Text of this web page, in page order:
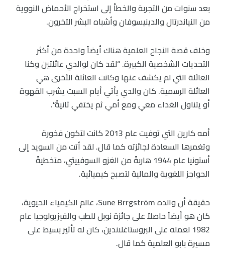
بعد سنوات من التجربة والخطأ إلى استخراج الأحماض النووية
من النياندرتال والدينيسوفان وأشباه البشر الآخرون.
وخلف قصة النجاح العلمية هناك أيضاً واحدة من أكثر
التحديات الشخصية الكبيرة. “لقد كان لوالدي عائلتين وكنا
العائلة التي لم يكشف عنها وكانت العائلة الأخرى هي
العائلة الرسمية. كان والدي يأتي أيام السبت يشرب القهوة
أو يتناول الغداء معي ومع أمي ثم يختفي ثانيةً”.
أمه كارين التي توفيت عام 2013 كانت لتكون فخورة
وتغمرها السعادة لجائزته كما قال. لقد أتت من السويد إلى
أستونيا عام 1944 هاربةً من الغزو السوفييتي، متخطيةً
الحواجز اللغوية والمالية لتصبح كيميائية.
حقيقة أن والده Sune Brrgström، عالم الكيمياء الحيوية،
كان هو أيضاً حاصلاً على جائزة نوبل للطب والفيزيولوجيا عام
1982 لعمله على البروستاغلاندين، كان له تأثير بسيط على
مسيرة بابو العلمية كما قال.